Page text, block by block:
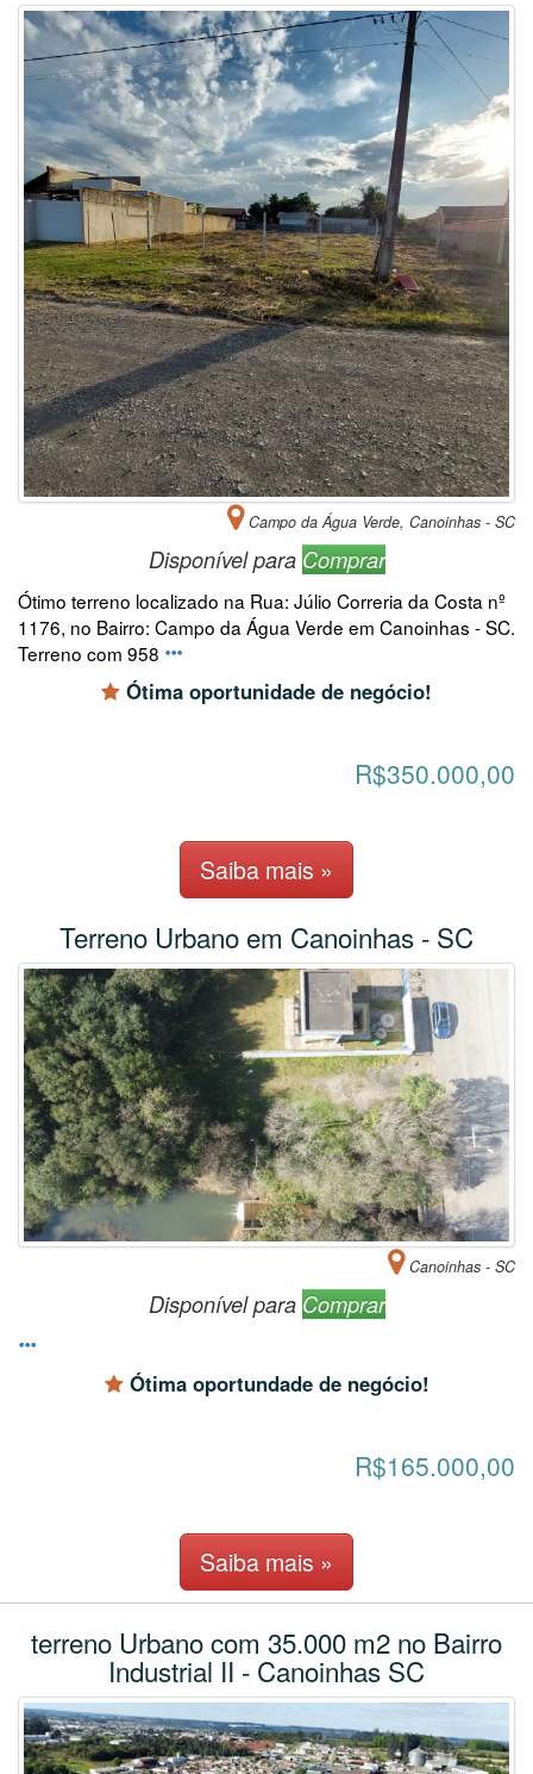
Campo da Água Verde, Canoinhas - SC
Disponível para Comprar
Ótimo terreno localizado na Rua: Júlio Correria da Costa nº
1176, no Bairro: Campo da Água Verde em Canoinhas - SC.
Terreno com 958
Ótima oportunidade de negócio!
R$350.000,00
Saiba mais »
Terreno Urbano em Canoinhas - SC
Canoinhas - SC
Disponível para Comprar
Ótima oportundade de negócio!
R$165.000,00
Saiba mais »
terreno Urbano com 35.000 m2 no Bairro
Industrial II - Canoinhas SC